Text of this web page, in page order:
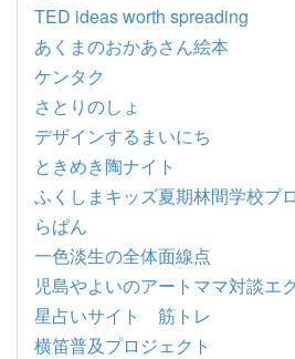
TED ideas worth spreading
あくまのおかあさん絵本
ケンタク
さとりのしょ
デザインするまいにち
ときめき陶ナイト
ふくしまキッズ夏期林間学校プ
らぱん
一色淡生の全体面線点
児島やよいのアートママ対談エ
星占いサイト 筋トレ
横笛普及プロジェクト